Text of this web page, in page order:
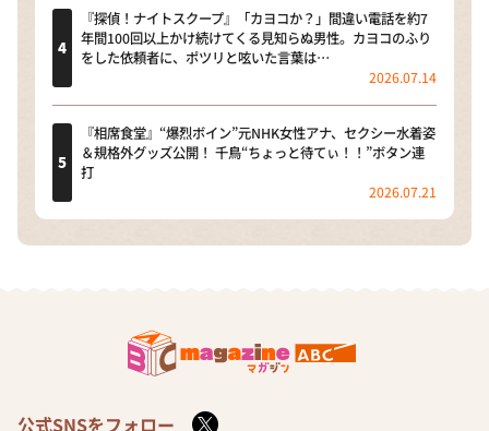
『探偵！ナイトスクープ』「カヨコか？」間違い電話を約7
年間100回以上かけ続けてくる見知らぬ男性。カヨコのふり
をした依頼者に、ポツリと呟いた言葉は…
2026.07.14
『相席食堂』“爆烈ボイン”元NHK女性アナ、セクシー水着姿
＆規格外グッズ公開！ 千鳥“ちょっと待てぃ！！”ボタン連
打
2026.07.21
公式SNSをフォロー